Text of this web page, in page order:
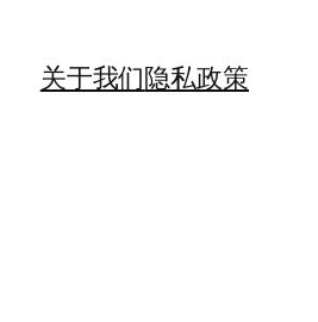
关于我们隐私政策